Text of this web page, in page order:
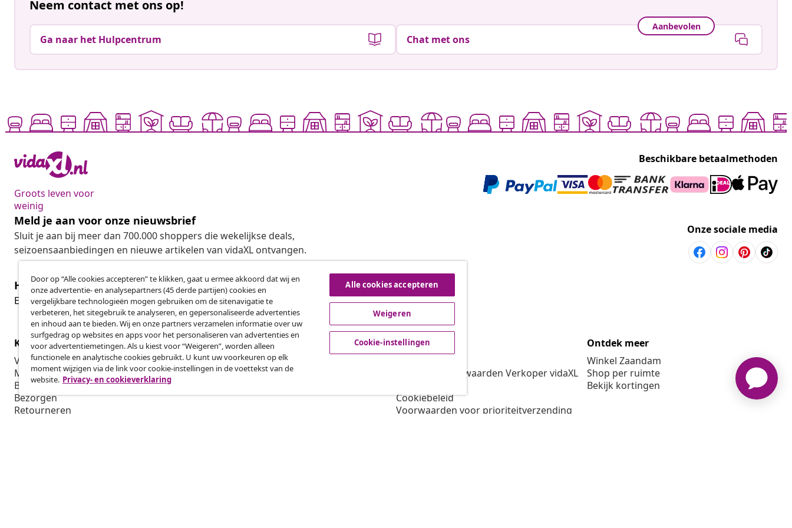
Neem contact met ons op!
Ga naar het Hulpcentrum
Aanbevolen
Chat met ons
Groots leven voor
weinig
Beschikbare betaalmethoden
Meld je aan voor onze nieuwsbrief
Sluit je aan bij meer dan 700.000 shoppers die wekelijkse deals,
seizoensaanbiedingen en nieuwe artikelen van vidaXL ontvangen.
Onze sociale media
Herroeping van de overeenkomst
Een annulering voor je bestelling indienen
Herroeping van de overeenkomst
Klantenservice
Volg je bestelling
Mijn account
Betalen
Bezorgen
Retourneren
Zakelijk
Affiliateprogramma
Produceren voor vidaXL
vidaXL
Algemene voorwaarden Verkoper vidaXL
Cookiebeleid
Voorwaarden voor prioriteitverzending
Ontdek meer
Winkel Zaandam
Shop per ruimte
Bekijk kortingen
Door op “Alle cookies accepteren” te klikken, gaat u ermee akkoord dat wij en
onze advertentie- en analysepartners (45 derde partijen) cookies en
vergelijkbare technologieën mogen gebruiken om de sitenavigatie te
verbeteren, het sitegebruik te analyseren, en gepersonaliseerde advertenties
en inhoud aan te bieden. Wij en onze partners verzamelen informatie over uw
surfgedrag op websites en apps voor het personaliseren van advertenties en
voor advertentiemetingen. Als u kiest voor “Weigeren”, worden alleen
functionele en analytische cookies gebruikt. U kunt uw voorkeuren op elk
moment wijzigen via de link voor cookie-instellingen in de voettekst van de
website. Privacy- en cookieverklaring
Alle cookies accepteren
Weigeren
Cookie-instellingen